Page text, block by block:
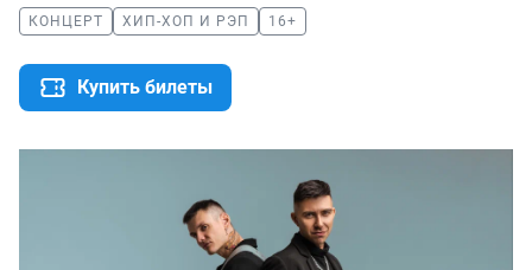
КОНЦЕРТ ХИП-ХОП И РЭП 16+
Купить билеты